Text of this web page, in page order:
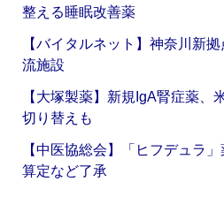
整える睡眠改善薬
【バイタルネット】神奈川新
流施設
【大塚製薬】新規IgA腎症薬、
切り替えも
【中医協総会】「ヒフデュラ
算定など了承